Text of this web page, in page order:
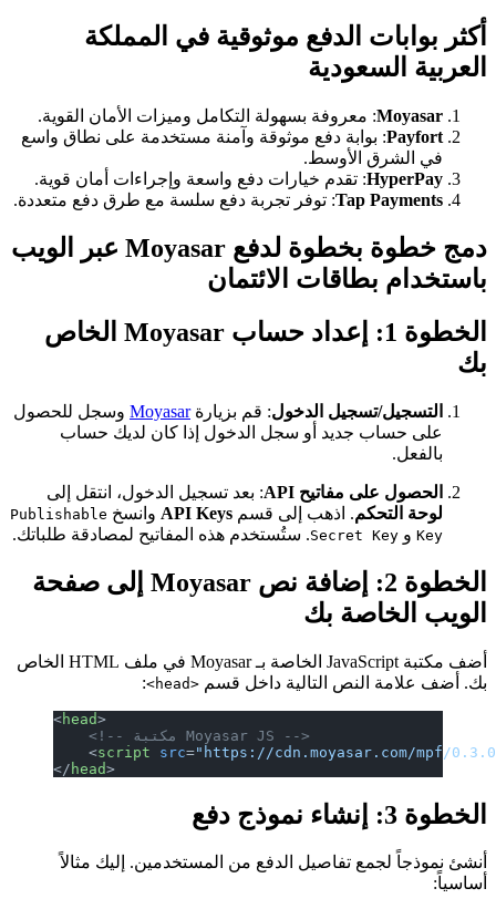
أكثر بوابات الدفع موثوقية في المملكة
العربية السعودية
Moyasar: معروفة بسهولة التكامل وميزات الأمان القوية.
Payfort: بوابة دفع موثوقة وآمنة مستخدمة على نطاق واسع
في الشرق الأوسط.
HyperPay: تقدم خيارات دفع واسعة وإجراءات أمان قوية.
Tap Payments: توفر تجربة دفع سلسة مع طرق دفع متعددة.
دمج خطوة بخطوة لدفع Moyasar عبر الويب
باستخدام بطاقات الائتمان
الخطوة 1: إعداد حساب Moyasar الخاص
بك
التسجيل/تسجيل الدخول : قم بزيارةMoyasarوسجل للحصول
على حساب جديد أو سجل الدخول إذا كان لديك حساب
بالفعل.
الحصول على مفاتيح API
: بعد تسجيل الدخول، انتقل إلى
لوحة التحكم. اذهب إلى قسمAPI KeysوانسخPublishable
KeyوSecret Key. ستُستخدم هذه المفاتيح لمصادقة طلباتك.
الخطوة 2: إضافة نص Moyasar إلى صفحة
الويب الخاصة بك
أضف مكتبة JavaScript الخاصة بـ Moyasar في ملف HTML الخاص
بك. أضف علامة النص التالية داخل قسم<head>
:
<head
    <!-- مكتبة Moyasar JS -->
    <
script src= "https://cdn.moyasar.com/mpf/
</head
الخطوة 3: إنشاء نموذج دفع
أنشئ نموذجاً لجمع تفاصيل الدفع من المستخدمين. إليك مثالاً
أساسياً: